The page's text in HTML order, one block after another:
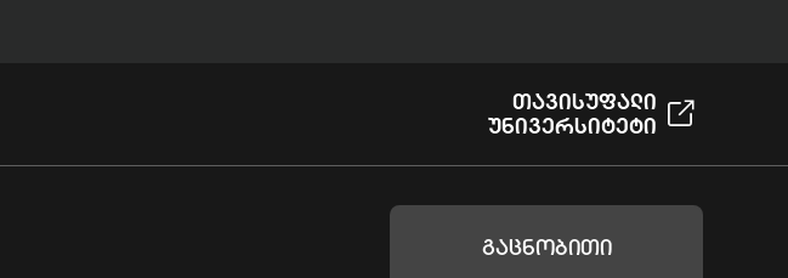
Თავისუფალი
Უნივერსიტეტი
Გაცნობითი